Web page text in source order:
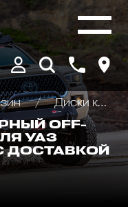
Диски колёсные, Проставки для изменения вылета
OFF-
УАЗ
ДОСТАВКОЙ